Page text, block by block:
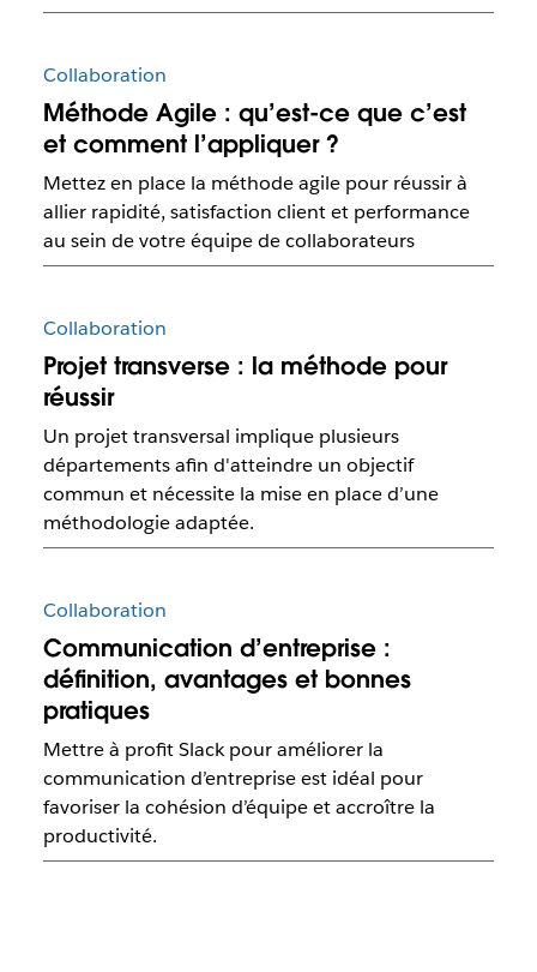
Collaboration
Méthode Agile : qu’est-ce que c’est
et comment l’appliquer ?
Mettez en place la méthode agile pour réussir à
allier rapidité, satisfaction client et performance
au sein de votre équipe de collaborateurs
Collaboration
Projet transverse : la méthode pour
réussir
Un projet transversal implique plusieurs
départements afin d'atteindre un objectif
commun et nécessite la mise en place d’une
méthodologie adaptée.
Collaboration
Communication d’entreprise :
définition, avantages et bonnes
pratiques
Mettre à profit Slack pour améliorer la
communication d’entreprise est idéal pour
favoriser la cohésion d’équipe et accroître la
productivité.